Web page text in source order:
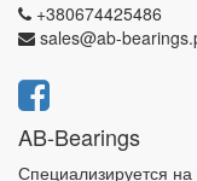
+380674425486
sales@ab-
AB-Bearings
Специализируется